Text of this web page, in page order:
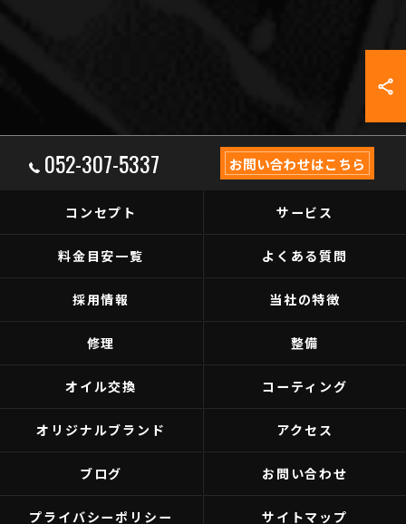
052-307-5337 お問い合わせはこちら
コンセプト サービス
料金目安一覧 よくある質問
採用情報 当社の特徴
修理 整備
オイル交換 コーティング
オリジナルブランド アクセス
ブログ お問い合わせ
プライバシーポリシー サイトマップ